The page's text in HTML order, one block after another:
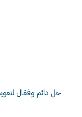
حل دائم وفعّال